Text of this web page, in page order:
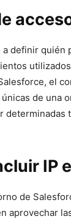
definir quién
el
de una
IP⁤
de
aprovechar